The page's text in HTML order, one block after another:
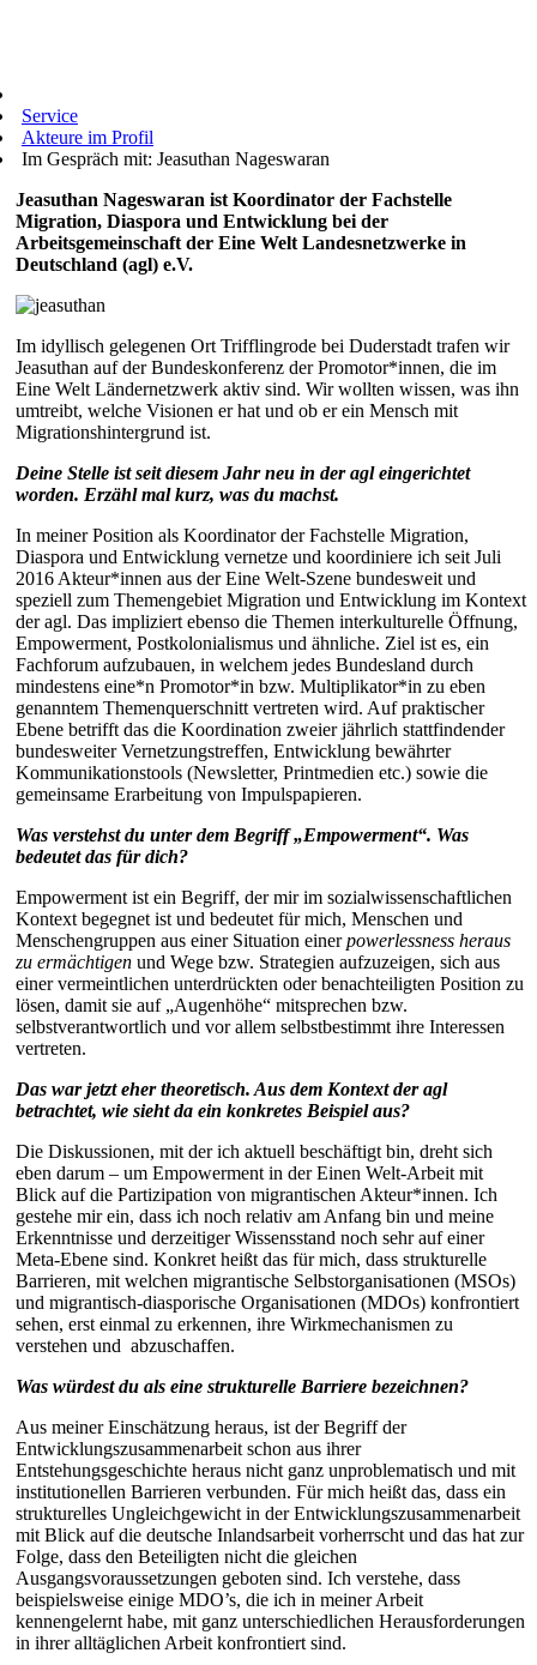
Service
Akteure im Profil
Im Gespräch mit: Jeasuthan Nageswaran
Jeasuthan Nageswaran ist Koordinator der Fachstelle
Migration, Diaspora und Entwicklung bei der
Arbeitsgemeinschaft der Eine Welt Landesnetzwerke in
Deutschland (agl) e.V.
Im idyllisch gelegenen Ort Trifflingrode bei Duderstadt trafen wir
Jeasuthan auf der Bundeskonferenz der Promotor*innen, die im
Eine Welt Ländernetzwerk aktiv sind. Wir wollten wissen, was ihn
umtreibt, welche Visionen er hat und ob er ein Mensch mit
Migrationshintergrund ist.
Deine Stelle ist seit diesem Jahr neu in der agl eingerichtet
worden. Erzähl mal kurz, was du machst.
In meiner Position als Koordinator der Fachstelle Migration,
Diaspora und Entwicklung vernetze und koordiniere ich seit Juli
2016 Akteur*innen aus der Eine Welt-Szene bundesweit und
speziell zum Themengebiet Migration und Entwicklung im Kontext
der agl. Das impliziert ebenso die Themen interkulturelle Öffnung,
Empowerment, Postkolonialismus und ähnliche. Ziel ist es, ein
Fachforum aufzubauen, in welchem jedes Bundesland durch
mindestens eine*n Promotor*in bzw. Multiplikator*in zu eben
genanntem Themenquerschnitt vertreten wird. Auf praktischer
Ebene betrifft das die Koordination zweier jährlich stattfindender
bundesweiter Vernetzungstreffen, Entwicklung bewährter
Kommunikationstools (Newsletter, Printmedien etc.) sowie die
gemeinsame Erarbeitung von Impulspapieren.
Was verstehst du unter dem Begriff „Empowerment“. Was
bedeutet das für dich?
Empowerment ist ein Begriff, der mir im sozialwissenschaftlichen
Kontext begegnet ist und bedeutet für mich, Menschen und
Menschengruppen aus einer Situation einerpowerlessness heraus
zu ermächtigen und Wege bzw. Strategien aufzuzeigen, sich aus
einer vermeintlichen unterdrückten oder benachteiligten Position zu
lösen, damit sie auf „Augenhöhe“ mitsprechen bzw.
selbstverantwortlich und vor allem selbstbestimmt ihre Interessen
vertreten.
Das war jetzt eher theoretisch. Aus dem Kontext der agl
betrachtet, wie sieht da ein konkretes Beispiel aus?
Die Diskussionen, mit der ich aktuell beschäftigt bin, dreht sich
eben darum – um Empowerment in der Einen Welt-Arbeit mit
Blick auf die Partizipation von migrantischen Akteur*innen. Ich
gestehe mir ein, dass ich noch relativ am Anfang bin und meine
Erkenntnisse und derzeitiger Wissensstand noch sehr auf einer
Meta-Ebene sind. Konkret heißt das für mich, dass strukturelle
Barrieren, mit welchen migrantische Selbstorganisationen (MSOs)
und migrantisch-diasporische Organisationen (MDOs) konfrontiert
sehen, erst einmal zu erkennen, ihre Wirkmechanismen zu
verstehen und abzuschaffen.
Was würdest du als eine strukturelle Barriere bezeichnen?
Aus meiner Einschätzung heraus, ist der Begriff der
Entwicklungszusammenarbeit schon aus ihrer
Entstehungsgeschichte heraus nicht ganz unproblematisch und mit
institutionellen Barrieren verbunden. Für mich heißt das, dass ein
strukturelles Ungleichgewicht in der Entwicklungszusammenarbeit
mit Blick auf die deutsche Inlandsarbeit vorherrscht und das hat zur
Folge, dass den Beteiligten nicht die gleichen
Ausgangsvoraussetzungen geboten sind. Ich verstehe, dass
beispielsweise einige MDO’s, die ich in meiner Arbeit
kennengelernt habe, mit ganz unterschiedlichen Herausforderungen
in ihrer alltäglichen Arbeit konfrontiert sind.